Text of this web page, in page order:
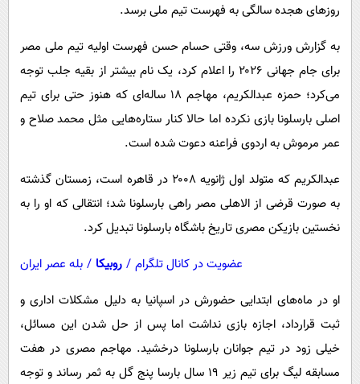
حوادث
سلامت
فرهنگی
بین الملل
اجتماعی
حیات وحش
سیاست خارجی
آشپزی
دانلود
روزهای هجده سالگی به فهرست تیم ملی برسد.
به گزارش ورزش سه، وقتی حسام حسن فهرست اولیه تیم ملی مصر
برای جام جهانی ۲۰۲۶ را اعلام کرد، یک نام بیشتر از بقیه جلب توجه
می‌کرد؛ حمزه عبدالکریم، مهاجم ۱۸ ساله‌ای که هنوز حتی برای تیم
اصلی بارسلونا بازی نکرده اما حالا کنار ستاره‌هایی مثل محمد صلاح و
عمر مرموش به اردوی فراعنه دعوت شده است.
عبدالکریم که متولد اول ژانویه ۲۰۰۸ در قاهره است، زمستان گذشته
به صورت قرضی از الاهلی مصر راهی بارسلونا شد؛ انتقالی که او را به
نخستین بازیکن مصری تاریخ باشگاه بارسلونا تبدیل کرد.
عضویت در کانال تلگرام / روبیکا / بله عصر ایران
او در ماه‌های ابتدایی حضورش در اسپانیا به دلیل مشکلات اداری و
ثبت قرارداد، اجازه بازی نداشت اما پس از حل شدن این مسائل،
خیلی زود در تیم جوانان بارسلونا درخشید. مهاجم مصری در هفت
مسابقه لیگ برای تیم زیر ۱۹ سال بارسا پنج گل به ثمر رساند و توجه